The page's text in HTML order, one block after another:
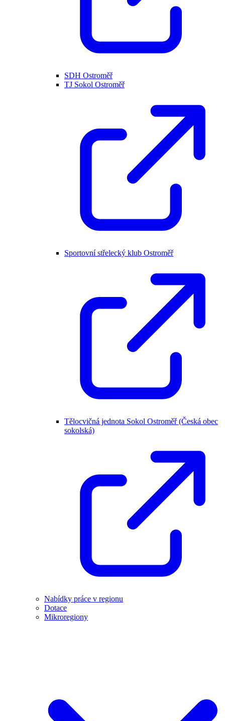
SDH Ostroměř
TJ Sokol Ostroměř
Sportovní střelecký klub Ostroměř
Tělocvičná jednota Sokol Ostroměř (Česká obec
sokolská)
Nabídky práce v regionu
Dotace
Mikroregiony